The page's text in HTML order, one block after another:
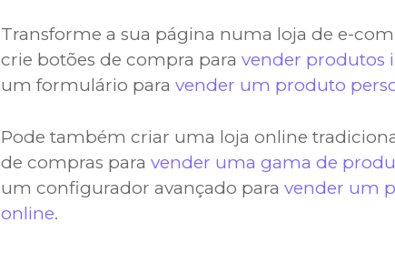
Transforme a sua página numa loja de e-
crie botões de compra para vender produtos
um formulário para vender um produto
Pode também criar uma loja online
de compras para vender uma gama de
um configurador avançado para vender um
online.